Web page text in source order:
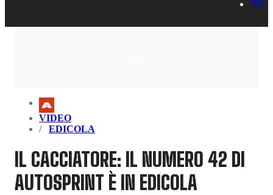
VIDEO
EDICOLA
IL CACCIATORE: IL NUMERO 42 DI
AUTOSPRINT È IN EDICOLA